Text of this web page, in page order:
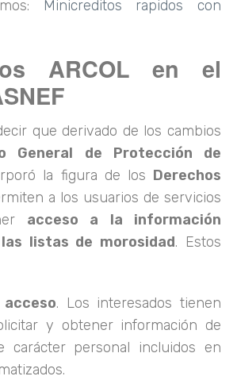
Minicreditos rapidos con
ARCOL en el
que derivado de los cambios
General de Protección de
la figura de los Derechos
a los usuarios de servicios
acceso a la información
listas de morosidad. Estos
. Los interesados tienen
y obtener información de
carácter personal incluidos en